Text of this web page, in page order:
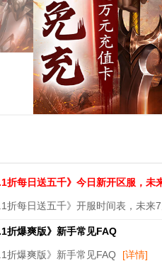
折每日送五千》今日新开区服，未
折每日送五千》开服时间表，未
折爆爽版》新手常见FAQ
折爆爽版》新手常见FAQ [详情]